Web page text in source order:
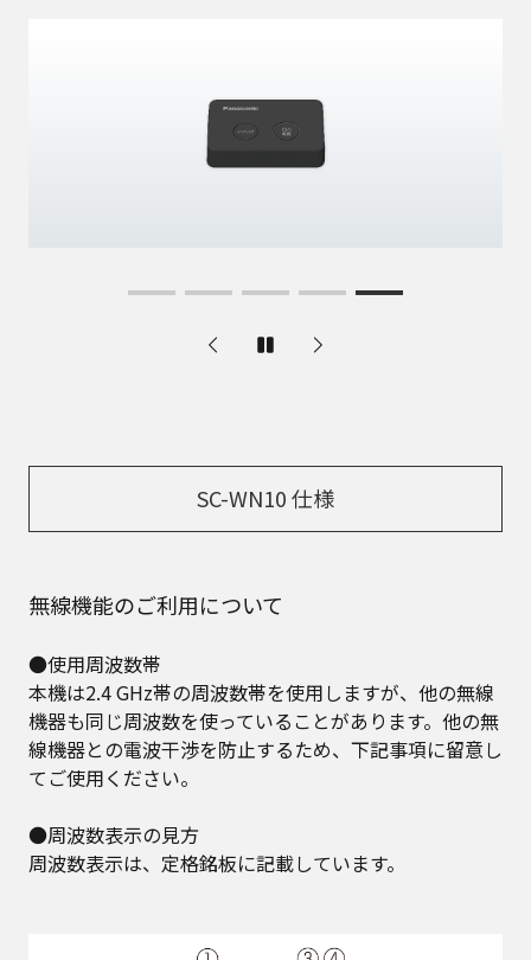
SC-WN10 仕様
無線機能のご利用について
●使用周波数帯
本機は2.4 GHz帯の周波数帯を使用しますが、他の無線
機器も同じ周波数を使っていることがあります。他の無
線機器との電波干渉を防止するため、下記事項に留意し
てご使用ください。
●周波数表示の見方
周波数表示は、定格銘板に記載しています。